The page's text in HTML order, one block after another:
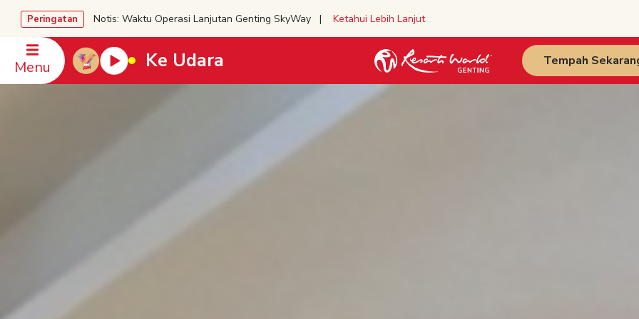
Peringatan Notis: Waktu Operasi Lanjutan Genting SkyWay | Ketahui Lebih Lanjut
Menu Ke Udara Tempah